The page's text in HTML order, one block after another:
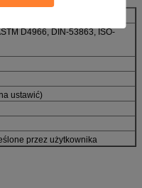
D4966, DIN-53863, ISO-
ustawić)
przez użytkownika